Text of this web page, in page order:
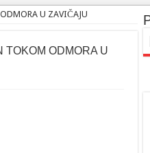
U ZAVIČAJU
TOKOM ODMORA U